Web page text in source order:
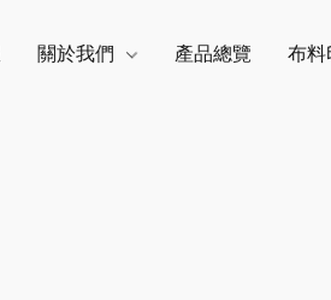
關於我們 產品總覽 布